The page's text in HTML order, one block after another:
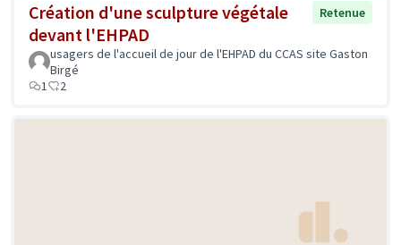
Création d'une sculpture végétale
devant l'EHPAD
Retenue
usagers de l'accueil de jour de l'EHPAD du CCAS site Gaston
Birgé
1
2